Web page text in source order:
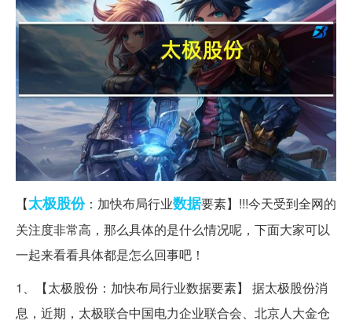
【太极股份：加快布局行业数据要素】!!!今天受到全网的
关注度非常高，那么具体的是什么情况呢，下面大家可以
一起来看看具体都是怎么回事吧！
1、【太极股份：加快布局行业数据要素】 据太极股份消
息，近期，太极联合中国电力企业联合会、北京人大金仓